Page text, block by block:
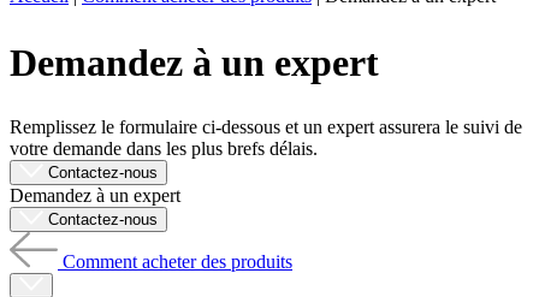
Produits
Soutien
Services
Acheter
Ressources
Contactez-
nous
Demandez à un expert
Remplissez le formulaire ci-dessous et un expert assurera le suivi de
votre demande dans les plus brefs délais.
Contactez-nous
Demandez à un expert
Contactez-nous
Comment acheter des produits